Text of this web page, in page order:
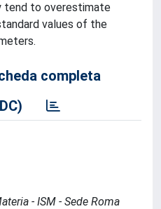
tend to overestimate
values of the
completa
- ISM - Sede Roma